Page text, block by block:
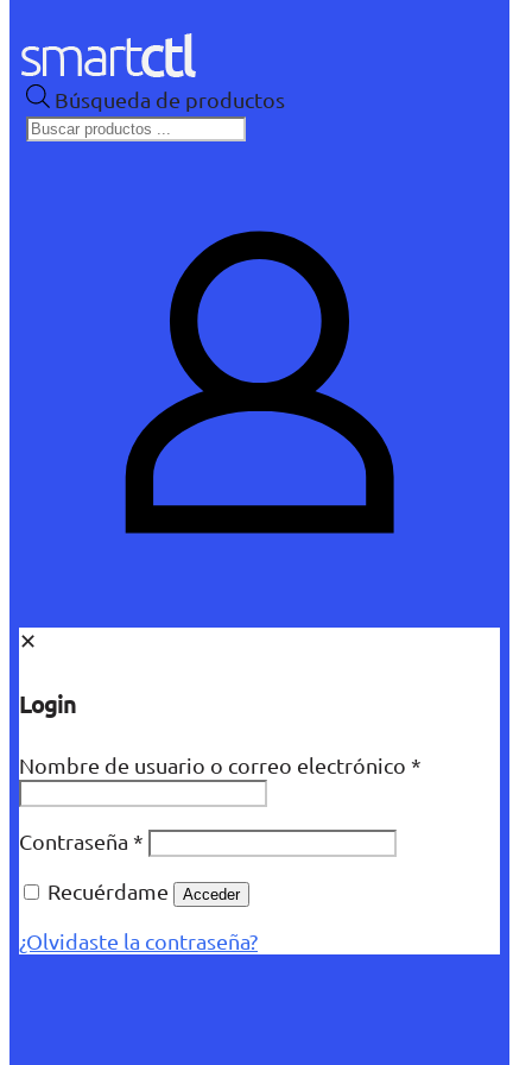
Búsqueda de productos
✕
Login
Nombre de usuario o correo electrónico *
Contraseña *
Recuérdame
Acceder
¿Olvidaste la contraseña?